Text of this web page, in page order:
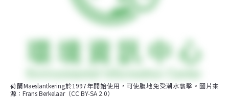
荷蘭Maeslantkering於1997年開始使用，可使腹地免受潮水襲擊。圖片來
源：Frans Berkelaar（CC BY-SA 2.0）